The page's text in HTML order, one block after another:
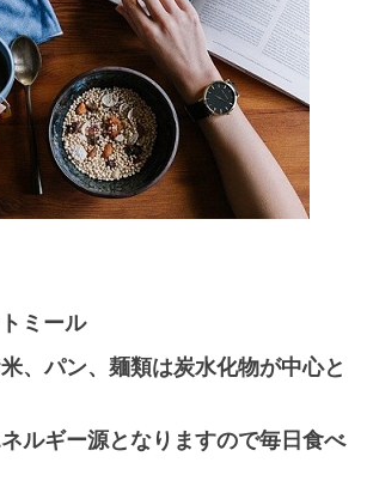
ミール
、パン、麺類は炭水化物が中心と
ルギー源となりますので毎日食べ